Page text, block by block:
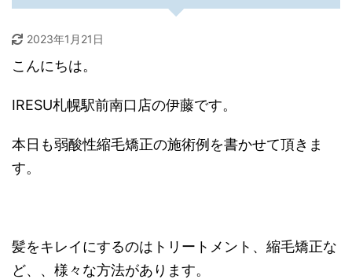
2023年1月21日
こんにちは。
IRESU札幌駅前南口 店の伊藤です。
本日も弱酸性縮毛矯正の施術例を書かせて頂きま
す。
髪をキレイにするのはトリートメント、縮毛矯正な
ど、、様々な方法があります。